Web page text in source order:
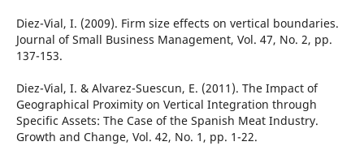
Diez-Vial, I. (2009). Firm size effects on vertical boundaries.
Journal of Small Business Management, Vol. 47, No. 2, pp.
137-153.
Diez-Vial, I. & Alvarez-Suescun, E. (2011). The Impact of
Geographical Proximity on Vertical Integration through
Specific Assets: The Case of the Spanish Meat Industry.
Growth and Change, Vol. 42, No. 1, pp. 1-22.